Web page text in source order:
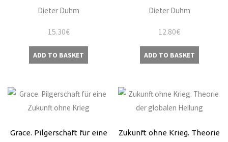
Dieter Duhm
15.30€
ADD TO BASKET
Dieter Duhm
12.80€
ADD TO BASKET
Grace. Pilgerschaft für eine Zukunft ohne Krieg. Theorie